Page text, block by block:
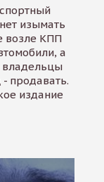
изымать
возле КПП
а
владельцы
- продавать.
издание